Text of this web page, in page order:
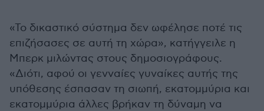
«Το δικαστικό σύστημα δεν ωφέλησε ποτέ τις
επιζήσασες σε αυτή τη χώρα», κατήγγειλε η
Μπερκ μιλώντας στους δημοσιογράφους.
«Διότι, αφού οι γενναίες γυναίκες αυτής της
υπόθεσης έσπασαν τη σιωπή, εκατομμύρια και
εκατομμύρια άλλες βρήκαν τη δύναμη να